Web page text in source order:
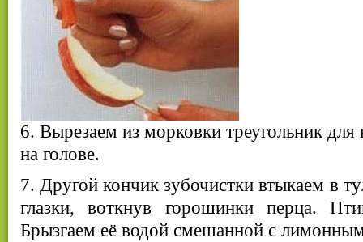
6. Вырезаем из морковки треугольник для
на голове.
7. Другой кончик зубочистки втыкаем в
глазки, воткнув горошинки перца.
Брызгаем её водой смешанной с